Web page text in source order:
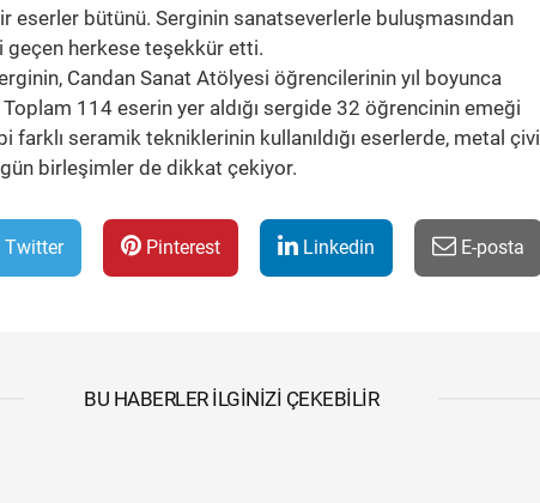
bütünü. Serginin sanatseverlerle buluşmasından
geçen herkese teşekkür etti.
Candan Sanat Atölyesi öğrencilerinin yıl boyunca
114 eserin yer aldığı sergide 32 öğrencinin emeği
seramik tekniklerinin kullanıldığı eserlerde, metal çivi
birleşimler de dikkat çekiyor.
Twitter Pinterest Linkedin E-posta
BU HABERLER İLGINIZI ÇEKEBILIR